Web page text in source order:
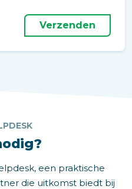
Verzenden
een praktische
die uitkomst biedt bij